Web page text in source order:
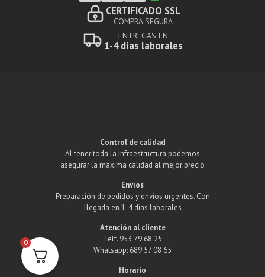
CERTIFICADO SSL
COMPRA SEGURA
ENTREGAS EN
1-4 días laborales
Control de calidad
Al tener toda la infraestructura podemos
asegurar la máxima calidad al mejor precio
Envíos
Preparación de pedidos y envíos urgentes. Con
llegada en 1-4 días laborales
Atención al cliente
Telf. 953 79 68 25
Whatsapp: 689 57 08 65
Horario
0